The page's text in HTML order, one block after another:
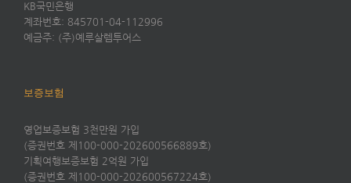
KB국민은행
계좌번호: 845701-04-112996
예금주: (주)예루살렘투어스
보증보험
영업보증보험 3천만원 가입
(증권번호 제100-000-202600566889호)
기획여행보증보험 2억원 가입
(증권번호 제100-000-202600567224호)